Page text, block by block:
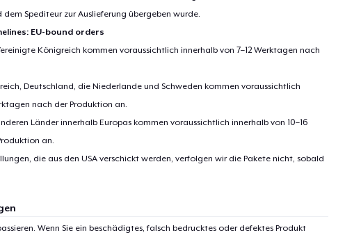
Spediteur zur Auslieferung übergeben wurde.
EU-bound orders
Königreich kommen voraussichtlich innerhalb von 7–12 Werktagen nach
Deutschland, die Niederlande und Schweden kommen voraussichtlich
nach der Produktion an.
Länder innerhalb Europas kommen voraussichtlich innerhalb von 10–16
an.
die aus den USA verschickt werden, verfolgen wir die Pakete nicht, sobald
Wenn Sie ein beschädigtes, falsch bedrucktes oder defektes Produkt